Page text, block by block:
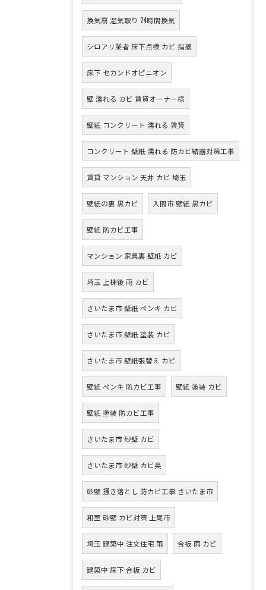
換気扇 湿気取り 24時間換気
シロアリ業者 床下点検 カビ 指摘
床下 セカンドオピニオン
壁 濡れる カビ 賃貸オーナー様
壁紙 コンクリート 濡れる 賃貸
コンクリート 壁紙 濡れる 防カビ結露対策工事
賃貸 マンション 天井 カビ 埼玉
壁紙の裏 黒カビ 入間市 壁紙 黒カビ
壁紙 防カビ工事
マンション 家具裏 壁紙 カビ
埼玉 上棟後 雨 カビ
さいたま市 壁紙 ペンキ カビ
さいたま市 壁紙 塗装 カビ
さいたま市 壁紙張替え カビ
壁紙 ペンキ 防カビ工事 壁紙 塗装 カビ
壁紙 塗装 防カビ工事
さいたま市 砂壁 カビ
さいたま市 砂壁 カビ臭
砂壁 掻き落とし 防カビ工事 さいたま市
和室 砂壁 カビ対策 上尾市
埼玉 建築中 注文住宅 雨 合板 雨 カビ
建築中 床下 合板 カビ